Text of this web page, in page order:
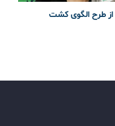
طرح الگوی کشت